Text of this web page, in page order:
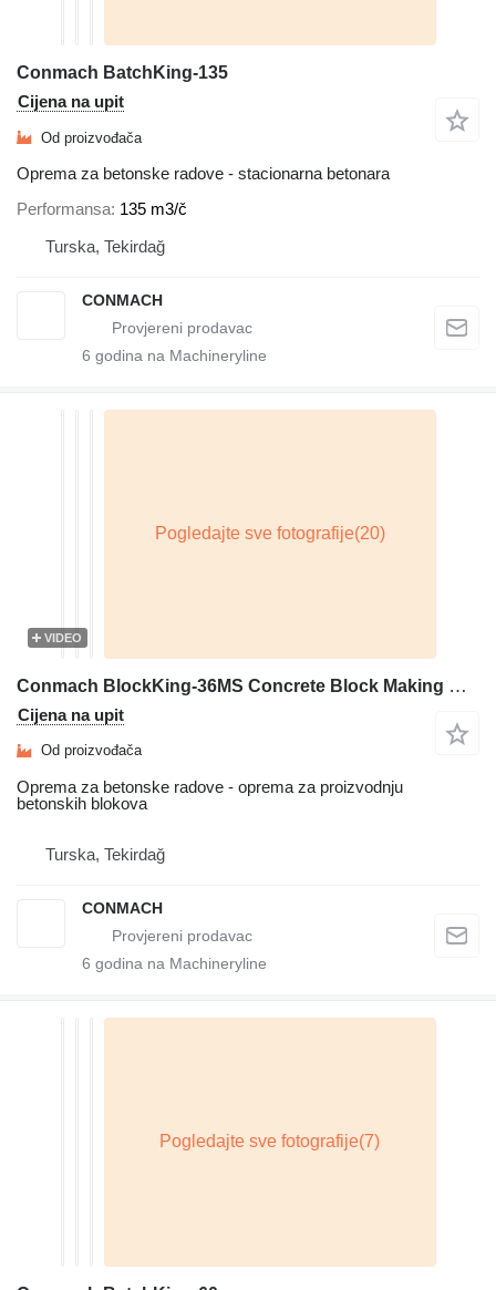
Conmach BatchKing-135
Cijena na upit
Od proizvođača
Oprema za betonske radove - stacionarna betonara
Performansa 135 m3/č
Turska, Tekirdağ
CONMACH
6 godina na Machineryline
VIDEO
Conmach BlockKing-36MS Concrete Block Making Machine -12.000 units/shift
Cijena na upit
Od proizvođača
Oprema za betonske radove - oprema za proizvodnju
betonskih blokova
Turska, Tekirdağ
CONMACH
6 godina na Machineryline